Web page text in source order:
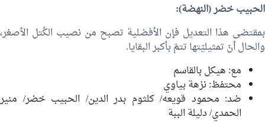
الحبيب خضر(النهضة):
بمقتضى هذا التعديل فإن الأفضلية تصبح من نصيب الكُتل الأصغر،
والحال أنّ تمثيليّتها تتمّ بأكبر البقايا.
مع: هيكل بالقاسم
محتفظ: نزهة بياوي
ضد: محمود قويعه/كلثوم بدر الدين/ الحبيب خضر/ منير
الحمدي/دليلة الببة